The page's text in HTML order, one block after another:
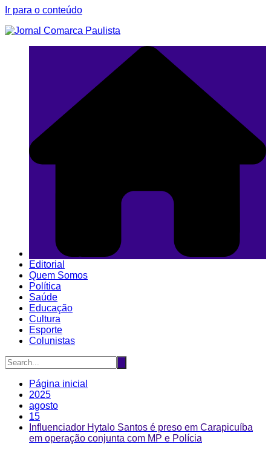
Ir para o conteúdo
Editorial
Quem Somos
Política
Saúde
Educação
Cultura
Esporte
Colunistas
Página inicial
2025
agosto
15
Influenciador Hytalo Santos é preso em Carapicuíba
em operação conjunta com MP e Polícia